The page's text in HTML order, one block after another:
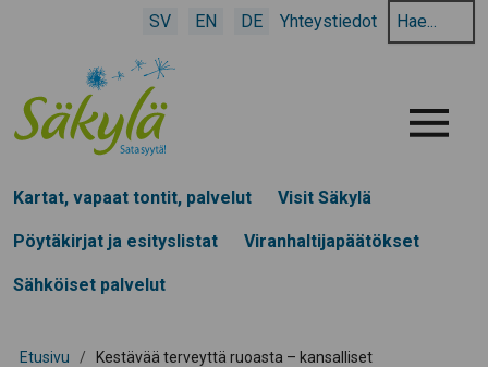
SV EN DE Yhteystiedot
Hae
hakusanalla:
Menu
Kartat, vapaat tontit, palvelut Visit Säkylä
Pöytäkirjat ja esityslistat Viranhaltijapäätökset
Sähköiset palvelut
Etusivu /
Kestävää terveyttä ruoasta – kansalliset